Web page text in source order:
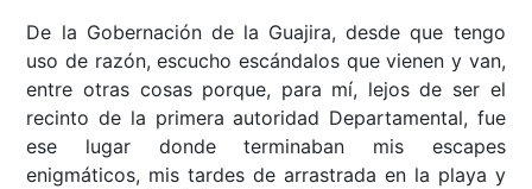
De la Gobernación de la Guajira, desde que tengo
uso de razón, escucho escándalos que vienen y van,
entre otras cosas porque, para mí, lejos de ser el
recinto de la primera autoridad Departamental, fue
ese lugar donde terminaban mis escapes
enigmáticos, mis tardes de arrastrada en la playa y